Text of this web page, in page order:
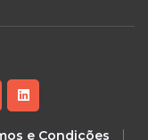
e Condições